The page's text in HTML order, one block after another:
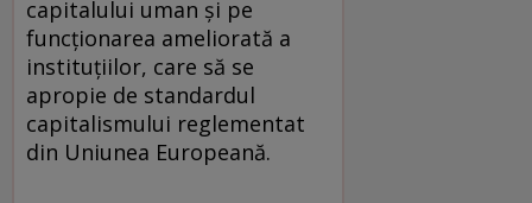
capitalului uman şi pe
funcţionarea ameliorată a
instituţiilor, care să se
apropie de standardul
capitalismului reglementat
din Uniunea Europeană.